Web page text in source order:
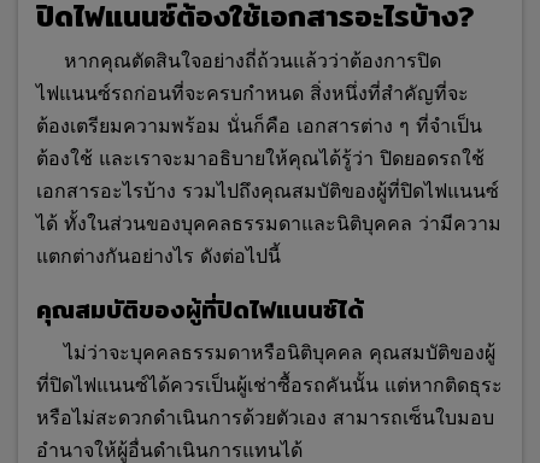
ปิดไฟแนนซ์ต้องใช้เอกสารอะไรบ้าง?
หากคุณตัดสินใจอย่างถี่ถ้วนแล้วว่าต้องการปิด
ไฟแนนซ์รถก่อนที่จะครบกำหนด สิ่งหนึ่งที่สำคัญที่จะ
ต้องเตรียมความพร้อม นั่นก็คือ เอกสารต่าง ๆ ที่จำเป็น
ต้องใช้ และเราจะมาอธิบายให้คุณได้รู้ว่า ปิดยอดรถใช้
เอกสารอะไรบ้าง รวมไปถึงคุณสมบัติของผู้ที่ปิดไฟแนนซ์
ได้ ทั้งในส่วนของบุคคลธรรมดาและนิติบุคคล ว่ามีความ
แตกต่างกันอย่างไร ดังต่อไปนี้
คุณสมบัติของผู้ที่ปิดไฟแนนซ์ได้
ไม่ว่าจะบุคคลธรรมดาหรือนิติบุคคล คุณสมบัติของผู้
ที่ปิดไฟแนนซ์ได้ควรเป็นผู้เช่าซื้อรถคันนั้น แต่หากติดธุระ
หรือไม่สะดวกดำเนินการด้วยตัวเอง สามารถเซ็นใบมอบ
อำนาจให้ผู้อื่นดำเนินการแทนได้